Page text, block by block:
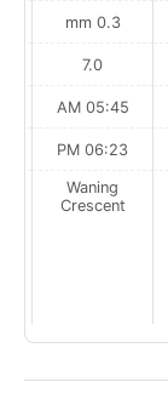
0.3 mm
7.0
05:45 AM
06:23 PM
Waning
Crescent